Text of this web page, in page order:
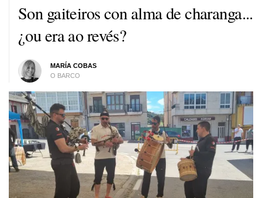
Son gaiteiros con alma de charanga...
¿ou era ao revés?
MARÍA COBAS
O BARCO